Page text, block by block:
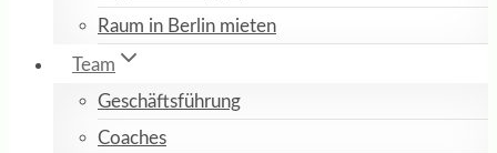
Raum in Berlin mieten
Team
Geschäftsführung
Coaches